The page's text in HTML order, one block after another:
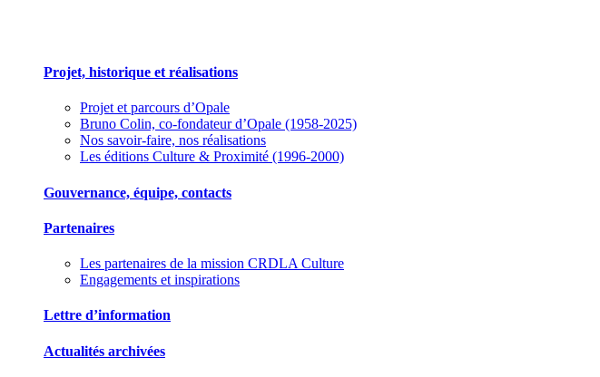
Projet, historique et réalisations
Projet et parcours d’Opale
Bruno Colin, co-fondateur d’Opale (1958-2025)
Nos savoir-faire, nos réalisations
Les éditions Culture & Proximité (1996-2000)
Gouvernance, équipe, contacts
Partenaires
Les partenaires de la mission CRDLA Culture
Engagements et inspirations
Lettre d’information
Actualités archivées